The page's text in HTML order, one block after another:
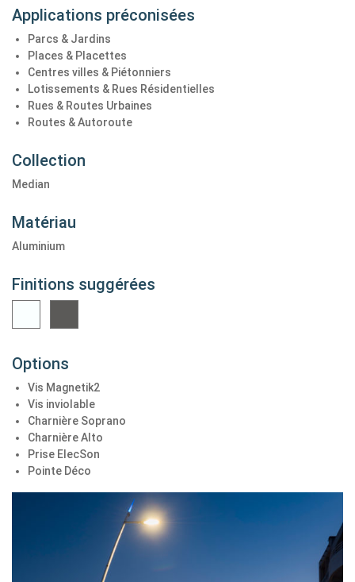
Applications préconisées
Parcs & Jardins
Places & Placettes
Centres villes & Piétonniers
Lotissements & Rues Résidentielles
Rues & Routes Urbaines
Routes & Autoroute
Collection
Median
Matériau
Aluminium
Finitions suggérées
Options
Vis Magnetik2
Vis inviolable
Charnière Soprano
Charnière Alto
Prise ElecSon
Pointe Déco